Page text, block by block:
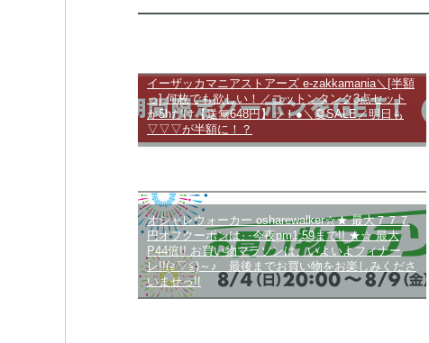
イーザッカマニアストアーズ e-zakkamania＼[半額
っ] 何枚でも欲しい！／コットンタンク3点セット
が5hだけ【送無648円】ッ！●＼夏SALE／明日も
▽▽▽が半額に！？
オシャレウォーカー osharewalker☆★ 最大７７７
円オフクーポンは、今夜pm1:59まで!! ★☆ 最大
P44倍!! お買い物マラソンは、いよいよフィナー
レ!!(≧▽≦)～♪ 最後までお買い物をお楽しみくださ
いませっ!!